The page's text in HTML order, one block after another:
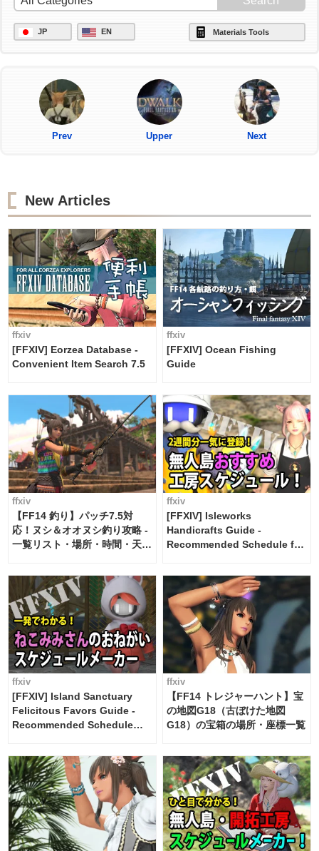
JP EN Materials Tools
Prev Upper Next
New Articles
ffxiv
[FFXIV] Eorzea Database -
Convenient Item Search 7.5
ffxiv
[FFXIV] Ocean Fishing
Guide
ffxiv
【FF14 釣り】パッチ7.5対
応！ヌシ＆オオヌシ釣り攻略 -
一覧リスト・場所・時間・天
ffxiv
[FFXIV] Isleworks
Handicrafts Guide -
Recommended Schedule for
ffxiv
[FFXIV] Island Sanctuary
Felicitous Favors Guide -
Recommended Schedule
ffxiv
【FF14 トレジャーハント】宝
の地図G18（古ぼけた地図
G18）の宝箱の場所・座標一覧